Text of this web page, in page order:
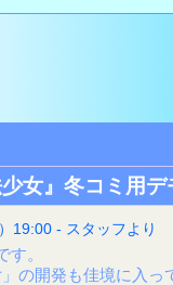
女』冬コミ用
19:00 - スタッフより
。
の開発も佳境に入っ